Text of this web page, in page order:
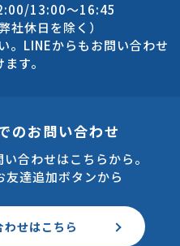
13:00～16:45
社休日を除く）
。LINEからもお問い合わせ
す。
のお問い合わせ
合わせはこちらから。
友達追加ボタンから
せはこちら